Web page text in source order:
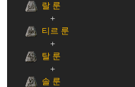
랄 룬
티르 룬
탈 룬
솔 룬